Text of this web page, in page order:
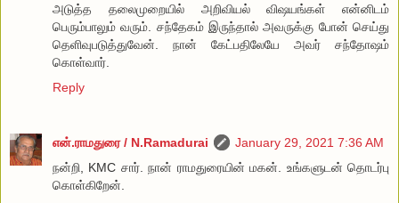
அடுத்த தலைமுறையில் அறிவியல் விஷயங்கள் என்னிடம்
பெரும்பாலும் வரும். சந்தேகம் இருந்தால் அவருக்கு போன் செய்து
தெளிவுபடுத்துவேன். நான் கேட்பதிலேயே அவர் சந்தோஷம்
கொள்வார்.
Reply
என்.ராமதுரை / N.Ramadurai
January 29, 2021 7:36 AM
நன்றி, KMC சார். நான் ராமதுரையின் மகன். உங்களுடன் தொடர்பு
கொள்கிறேன்.